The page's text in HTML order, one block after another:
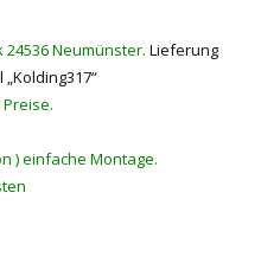
Neumünster. Lieferung
) einfache Montage.